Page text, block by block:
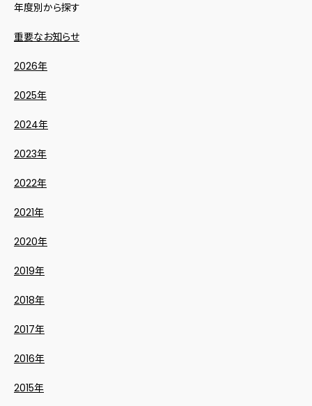
年度別から探す
重要なお知らせ
2026年
2025年
2024年
2023年
2022年
2021年
2020年
2019年
2018年
2017年
2016年
2015年